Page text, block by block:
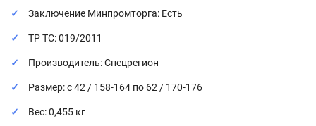
Заключение Минпромторга: Есть
ТР ТС: 019/2011
Производитель: Спецрегион
Размер: с 42 / 158-164 по 62 / 170-176
Вес: 0,455 кг